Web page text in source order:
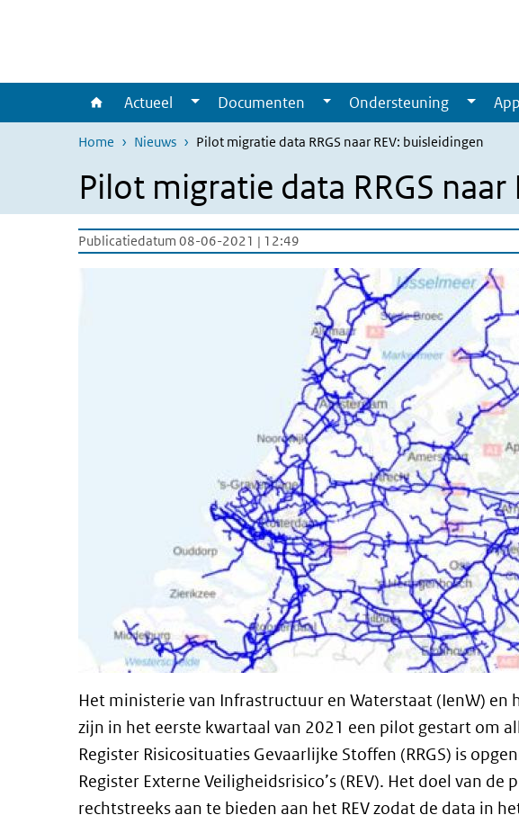
Actueel Documenten Ondersteuning
Home Nieuws Pilot migratie data RRGS naar REV: buisleidingen
Pilot migratie data RRGS
Publicatiedatum 08-06-2021 | 12:49
Het ministerie van Infrastructuur en Waterstaat (IenW) en
zijn in het eerste kwartaal van 2021 een pilot gestart om
Register Risicosituaties Gevaarlijke Stoffen (RRGS) is
Register Externe Veiligheidsrisico’s (REV). Het doel van
rechtstreeks aan te bieden aan het REV zodat de data in